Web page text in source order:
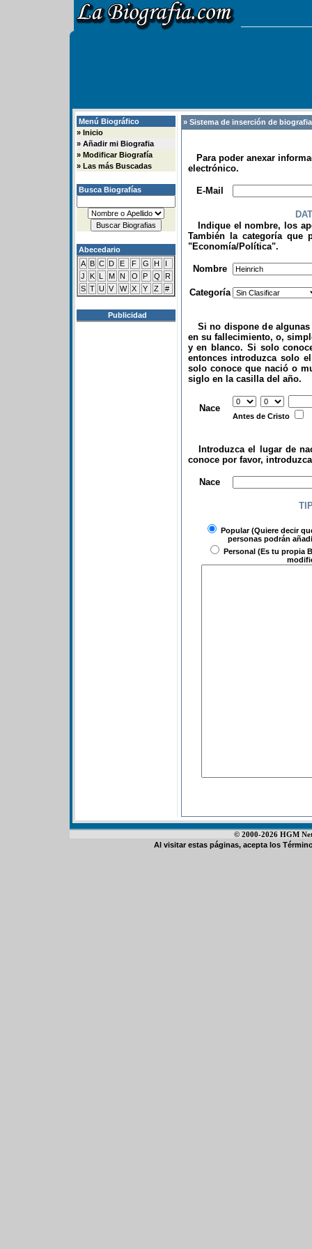
Menú Biográfico
» Inicio
» Añadir mi Biografia
» Modificar Biografía
» Las más Buscadas
Busca Biografías
Abecedario
A B C D E F G H
I
J
K L M N O P Q
R
S T U V W X Y Z #
Publicidad
» Sistema de inserción de
Para poder anexar
electrónico.
E-Mail
Indique el nombre, los
También la categoría que
"Economía/Política".
Nombre
Categoría
Si no dispone de algunas
en su fallecimiento, o,
y en blanco. Si solo
entonces introduzca solo
solo conoce que nació o
siglo en la casilla del año.
Nace
Antes de Cristo
Introduzca el lugar de
conoce por favor,
Nace
Popular(Quiere decir
personas podrán
Personal (Es tu propia
© 2000-2026 HGM
Al visitar estas páginas, acepta los